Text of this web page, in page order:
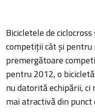
Bicicletele de
competiții cât și
premergătoare
pentru 2012, o
nu datorită echipării, ci
mai atractivă din punct